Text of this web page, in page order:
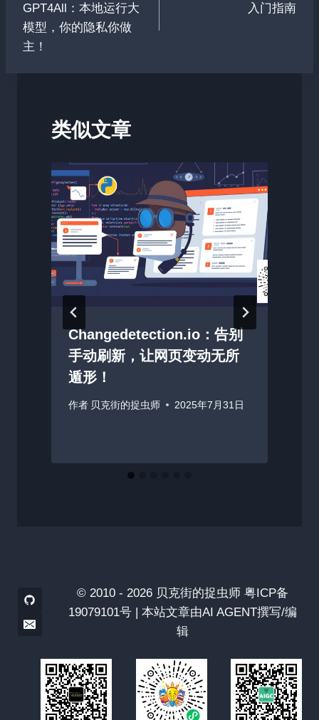
导
航
GPT4All：本地运行大
模型，你的隐私你做
主！
入门指南
类似文章
Changedetection.io：告别
手动刷新，让网页变动无所
遁形！
作者 贝克街的捉虫师 2025年7月31日
© 2010 - 2026 贝克街的捉虫师 粤ICP备
19079101号 | 本站文章由AI AGENT撰写/编
辑